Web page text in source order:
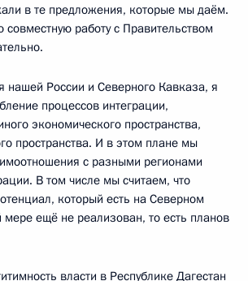
в те предложения, которые мы даём.
совместную работу с Правительством
нашей России и Северного Кавказа, я
процессов интеграции,
экономического пространства,
пространства. И в этом плане мы
с разными регионами
В том числе мы считаем, что
который есть на Северном
ещё не реализован, то есть планов
власти в Республике Дагестан